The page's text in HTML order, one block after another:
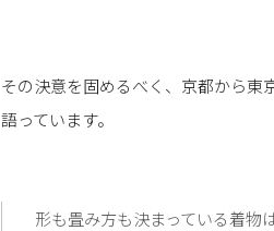
その決意を固めるべく、京都から東
語っています。
形も畳み方も決まっている着物